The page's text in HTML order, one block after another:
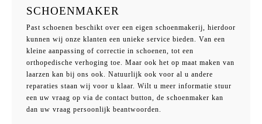
SCHOENMAKER
Past schoenen beschikt over een eigen schoenmakerij, hierdoor
kunnen wij onze klanten een unieke service bieden. Van een
kleine aanpassing of correctie in schoenen, tot een
orthopedische verhoging toe. Maar ook het op maat maken van
laarzen kan bij ons ook. Natuurlijk ook voor al u andere
reparaties staan wij voor u klaar. Wilt u meer informatie stuur
een uw vraag op via de contact button, de schoenmaker kan
dan uw vraag persoonlijk beantwoorden.